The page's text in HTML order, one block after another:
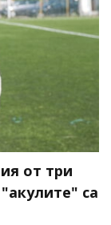
от три
са